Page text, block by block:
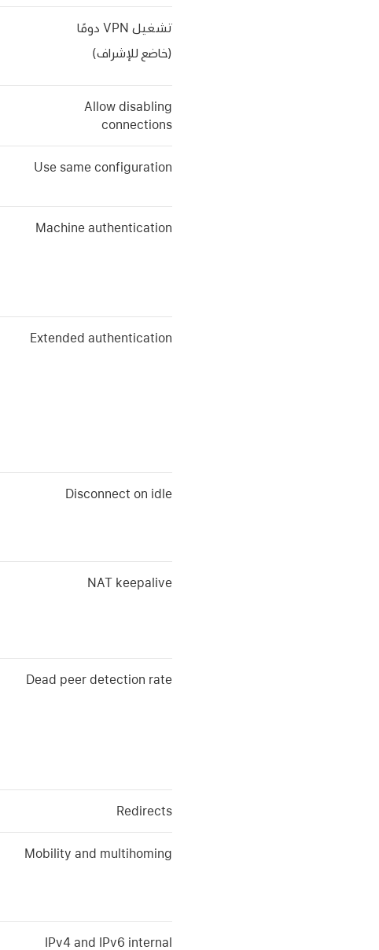
تشغيل VPN دومًا
(خاضع للإشراف)
Allow disabling
connections
Use same configuration
Machine authentication
Extended authentication
Disconnect on idle
NAT keepalive
Dead peer detection rate
Redirects
Mobility and multihoming
IPv4 and IPv6 internal